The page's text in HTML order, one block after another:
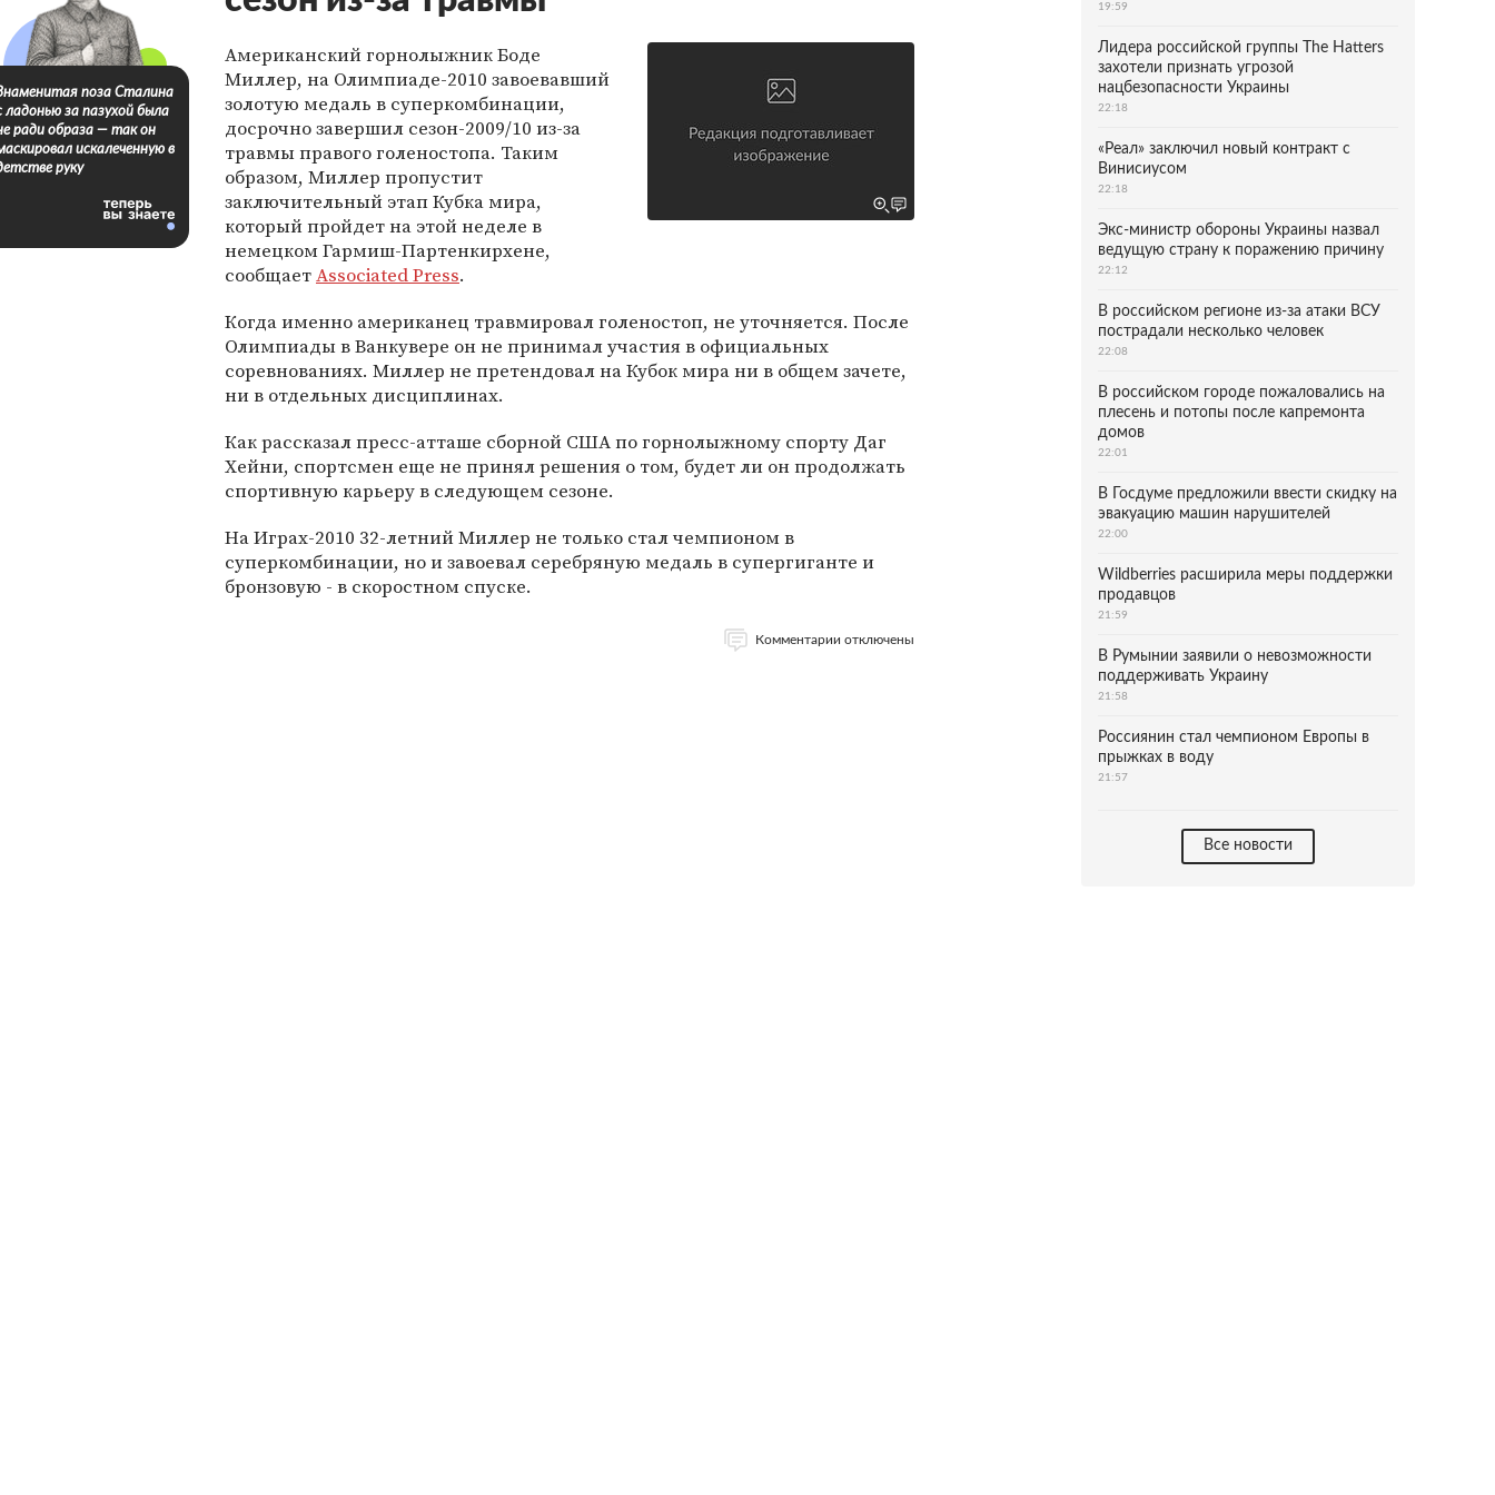
Американский горнолыжник Боде
Миллер, на Олимпиаде-2010 завоевавший
золотую медаль в суперкомбинации,
досрочно завершил сезон-2009/10 из-за
травмы правого голеностопа. Таким
образом, Миллер пропустит
заключительный этап Кубка мира,
который пройдет на этой неделе в
немецком Гармиш-Партенкирхене,
сообщаетAssociated Press.
Когда именно американец травмировал голеностоп, не уточняется. После
Олимпиады в Ванкувере он не принимал участия в официальных
соревнованиях. Миллер не претендовал на Кубок мира ни в общем зачете,
ни в отдельных дисциплинах.
Как рассказал пресс-атташе сборной США по горнолыжному спорту Даг
Хейни, спортсмен еще не принял решения о том, будет ли он продолжать
спортивную карьеру в следующем сезоне.
На Играх-2010 32-летний Миллер не только стал чемпионом в
суперкомбинации, но и завоевал серебряную медаль в супергиганте и
бронзовую - в скоростном спуске.
Комментарии отключены
поза Сталина
ладонью за пазухой была
ради образа — так он
искалеченную в
руку
19:59
Лидера российской группы The Hatters
захотели признать угрозой
нацбезопасности Украины
22:18
«Реал» заключил новый контракт с
Винисиусом
22:18
Экс-министр обороны Украины назвал
ведущую страну к поражению причину
22:12
В российском регионе из-за атаки ВСУ
пострадали несколько человек
22:08
В российском городе пожаловались на
плесень и потопы после капремонта
домов
22:01
В Госдуме предложили ввести скидку на
эвакуацию машин нарушителей
22:00
Wildberries расширила меры поддержки
продавцов
21:59
В Румынии заявили о невозможности
поддерживать Украину
21:58
Россиянин стал чемпионом Европы в
прыжках в воду
21:57
Все новости